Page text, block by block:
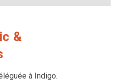
&
à Indigo.